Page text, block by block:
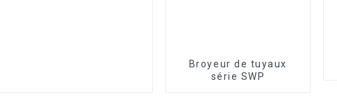
Broyeur de tuyaux
série SWP